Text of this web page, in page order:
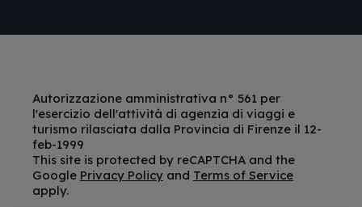
Autorizzazione amministrativa n° 561 per
l'esercizio dell'attività di agenzia di viaggi e
turismo rilasciata dalla Provincia di Firenze il 12-
feb-1999
This site is protected by reCAPTCHA and the
Google Privacy Policyand Terms of Service
apply.